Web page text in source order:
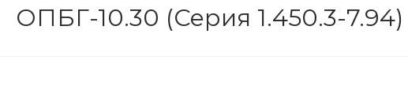
ОПБГ-10.30 (Серия 1.450.3-7.94)